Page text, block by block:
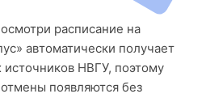
расписание на
автоматически получает
НВГУ, поэтому
появляются без